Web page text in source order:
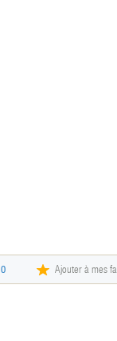
0 Ajouter à mes